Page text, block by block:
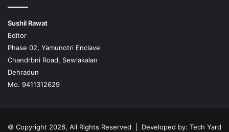
Sushil Rawat
Editor
Phase 02, Yamunotri Enclave
Chandrbni Road, Sewlakalan
Dehradun
Mo. 9411312629
© Copyright 2026, All Rights Reserved | Developed by: Tech Yard